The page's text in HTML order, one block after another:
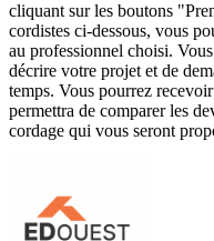
cliquant sur les boutons
cordistes ci-dessous, vous
au professionnel choisi.
décrire votre projet et de
temps. Vous pourrez
permettra de comparer les
cordage qui vous seront